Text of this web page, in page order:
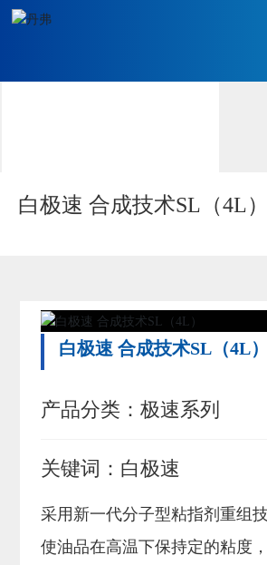
网
产
媒
白极速 合成技术SL（4L）
白极速 合成技术SL（4L）
产品分类： 极速系列
关键词： 白极速
采用新一代分子型粘指剂重组
使油品在高温下保持定的粘度